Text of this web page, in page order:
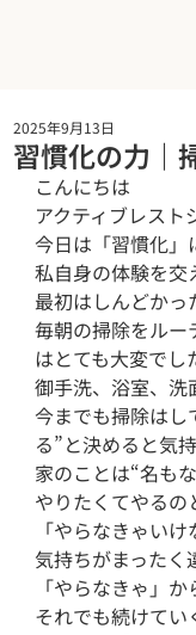
習慣化の力｜
2025年9月13日
こんにちは
アクティブレスト
今日は「習慣化」
私自身の体験を交
最初はしんどかっ
毎朝の掃除をルー
はとても大変でし
御手洗、浴室、
今までも掃除はし
る”と決めると気
家のことは“名も
やりたくてやるの
「やらなきゃい
気持ちがまったく
「やらなきゃ」
それでも続けてい